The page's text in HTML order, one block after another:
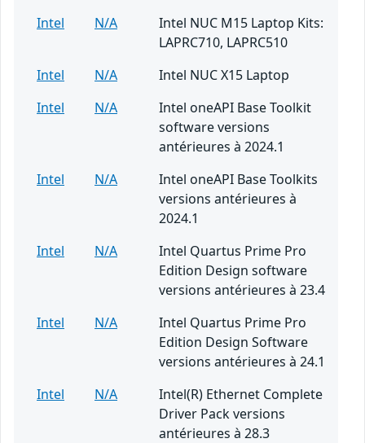
Intel
N/A
Intel NUC M15 Laptop Kits:
LAPRC710, LAPRC510
Intel
N/A
Intel NUC X15 Laptop
Intel
N/A
Intel oneAPI Base Toolkit
software versions
antérieures à 2024.1
Intel
N/A
Intel oneAPI Base Toolkits
versions antérieures à
2024.1
Intel
N/A
Intel Quartus Prime Pro
Edition Design software
versions antérieures à 23.4
Intel
N/A
Intel Quartus Prime Pro
Edition Design Software
versions antérieures à 24.1
Intel
N/A
Intel(R) Ethernet Complete
Driver Pack versions
antérieures à 28.3